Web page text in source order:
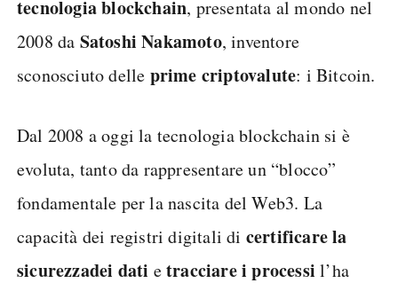
tecnologia blockchain, presentata al mondo nel
2008 da Satoshi Nakamoto, inventore
sconosciuto delle prime criptovalute: i Bitcoin.
Dal 2008 a oggi la tecnologia blockchain si è
evoluta, tanto da rappresentare un “blocco”
fondamentale per la nascita del Web3. La
capacità dei registri digitali di certificare la
sicurezzadei dati etracciare i processi l’ha